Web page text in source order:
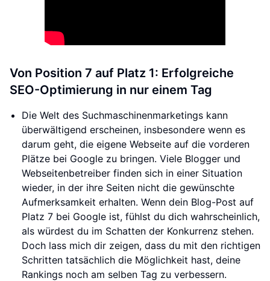
Von Position 7 auf Platz 1: Erfolgreiche
SEO-Optimierung in nur einem Tag
Die Welt des Suchmaschinenmarketings kann
überwältigend erscheinen, insbesondere wenn es
darum geht, die eigene Webseite auf die vorderen
Plätze bei Google zu bringen. Viele Blogger und
Webseitenbetreiber finden sich in einer Situation
wieder, in der ihre Seiten nicht die gewünschte
Aufmerksamkeit erhalten. Wenn dein Blog-Post auf
Platz 7 bei Google ist, fühlst du dich wahrscheinlich,
als würdest du im Schatten der Konkurrenz stehen.
Doch lass mich dir zeigen, dass du mit den richtigen
Schritten tatsächlich die Möglichkeit hast, deine
Rankings noch am selben Tag zu verbessern.